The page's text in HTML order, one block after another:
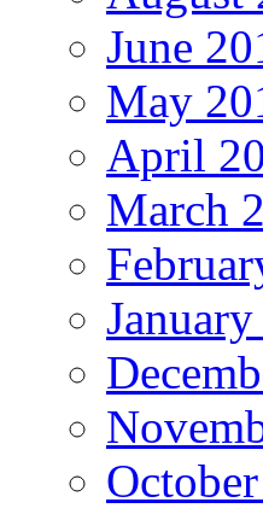
June
May
April
March